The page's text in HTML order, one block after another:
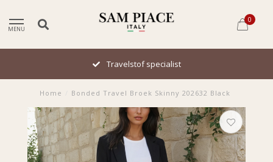
MENU
0
Travelstof specialist
Home Bonded Travel Broek Skinny 202632 Black